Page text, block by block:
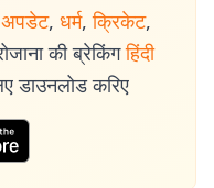
, धर्म, क्रिकेट,
की ब्रेकिंग हिंदी
डाउनलोड करिए